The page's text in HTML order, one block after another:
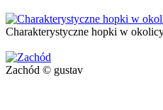
Charakterystyczne hopki w
Zachód © gustav